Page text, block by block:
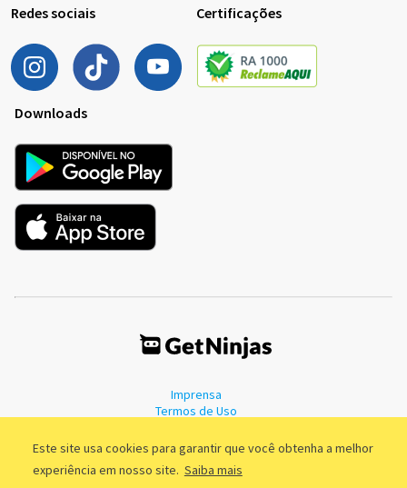
Este site usa cookies para garantir que você obtenha a melhor
experiência em nosso site. Saiba mais
Redes sociais Certificações
Downloads
Imprensa
Termos de Uso